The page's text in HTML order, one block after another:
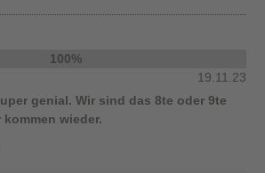
100%
19.11.23
genial. Wir sind das 8te oder 9te
wieder.